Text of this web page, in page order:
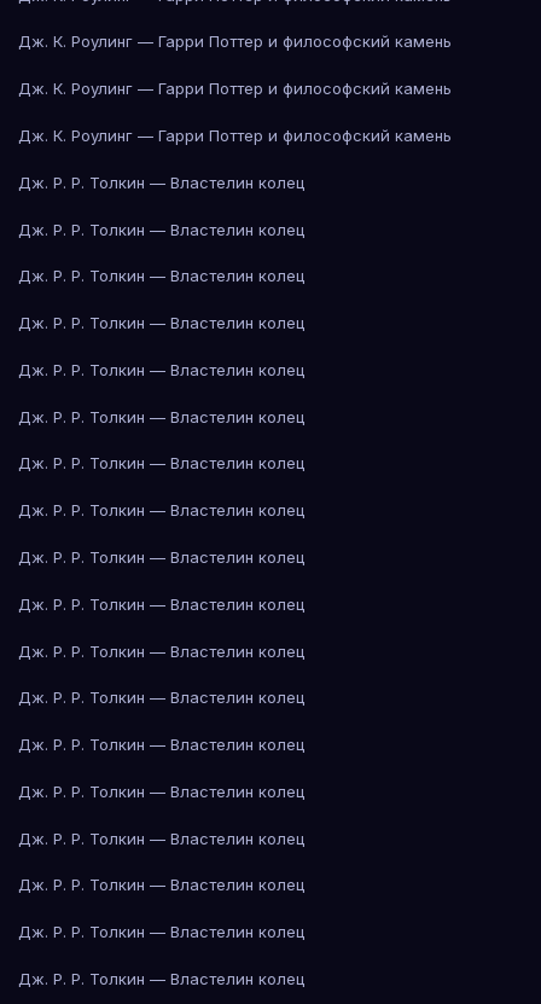
Дж. К. Роулинг — Гарри Поттер и философский камень
Дж. К. Роулинг — Гарри Поттер и философский камень
Дж. К. Роулинг — Гарри Поттер и философский камень
Дж. Р. Р. Толкин — Властелин колец
Дж. Р. Р. Толкин — Властелин колец
Дж. Р. Р. Толкин — Властелин колец
Дж. Р. Р. Толкин — Властелин колец
Дж. Р. Р. Толкин — Властелин колец
Дж. Р. Р. Толкин — Властелин колец
Дж. Р. Р. Толкин — Властелин колец
Дж. Р. Р. Толкин — Властелин колец
Дж. Р. Р. Толкин — Властелин колец
Дж. Р. Р. Толкин — Властелин колец
Дж. Р. Р. Толкин — Властелин колец
Дж. Р. Р. Толкин — Властелин колец
Дж. Р. Р. Толкин — Властелин колец
Дж. Р. Р. Толкин — Властелин колец
Дж. Р. Р. Толкин — Властелин колец
Дж. Р. Р. Толкин — Властелин колец
Дж. Р. Р. Толкин — Властелин колец
Дж. Р. Р. Толкин — Властелин колец